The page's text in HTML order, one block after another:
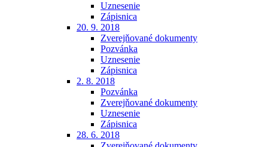
Uznesenie
Zápisnica
20. 9. 2018
Zverejňované dokumenty
Pozvánka
Uznesenie
Zápisnica
2. 8. 2018
Pozvánka
Zverejňované dokumenty
Uznesenie
Zápisnica
28. 6. 2018